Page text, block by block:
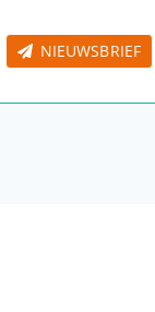
NIEUWSBRIEF